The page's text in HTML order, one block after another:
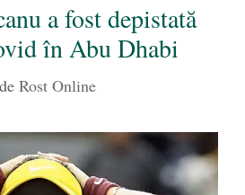
a fost depistată
în Abu Dhabi
de Rost Online